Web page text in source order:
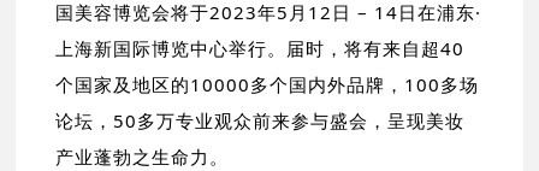
国美容博览会将于2023年5月12日 – 14日在浦东·
上海新国际博览中心举行。届时，将有来自超40
个国家及地区的10000多个国内外品牌，100多场
论坛，50多万专业观众前来参与盛会，呈现美妆
产业蓬勃之生命力。